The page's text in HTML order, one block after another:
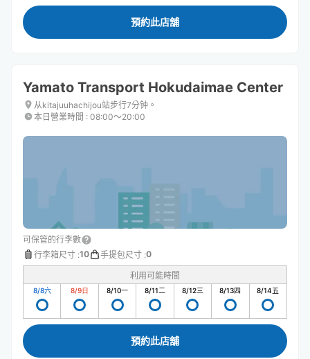
預約此店舖
Yamato Transport Hokudaimae Center
从kitajuuhachijou站步行7分钟。
本日營業時間 : 08:00〜20:00
可保管的行李數
行李箱尺寸 :10 手提包尺寸 :0
利用可能時間
8/8六 8/9日 8/10一 8/11二 8/12三 8/13四 8/14五
預約此店舖